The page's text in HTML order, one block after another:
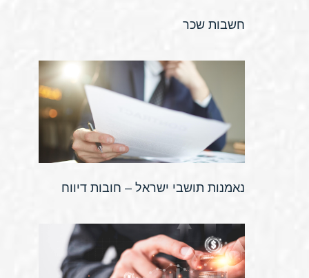
חשבות שכר
נאמנות תושבי ישראל – חובות דיווח